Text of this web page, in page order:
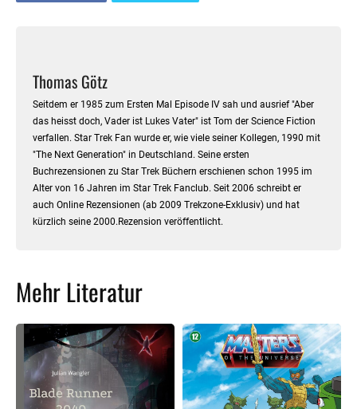
Thomas Götz
Seitdem er 1985 zum Ersten Mal Episode IV sah und ausrief "Aber
das heisst doch, Vader ist Lukes Vater" ist Tom der Science Fiction
verfallen. Star Trek Fan wurde er, wie viele seiner Kollegen, 1990 mit
"The Next Generation" in Deutschland. Seine ersten
Buchrezensionen zu Star Trek Büchern erschienen schon 1995 im
Alter von 16 Jahren im Star Trek Fanclub. Seit 2006 schreibt er
auch Online Rezensionen (ab 2009 Trekzone-Exklusiv) und hat
kürzlich seine 2000.Rezension veröffentlicht.
Mehr Literatur